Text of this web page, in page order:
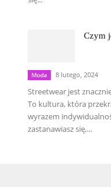
Czym
Moda 8 lutego, 2024
Streetwear jest
To kultura, która
wyrazem
zastanawiasz się,...